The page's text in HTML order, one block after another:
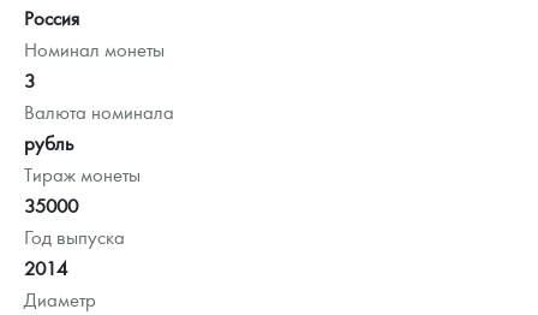
Россия
Номинал монеты
3
Валюта номинала
рубль
Тираж монеты
35000
Год выпуска
2014
Диаметр